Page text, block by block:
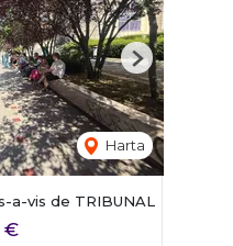
Harta
Next
a-vis de TRIBUNAL
€